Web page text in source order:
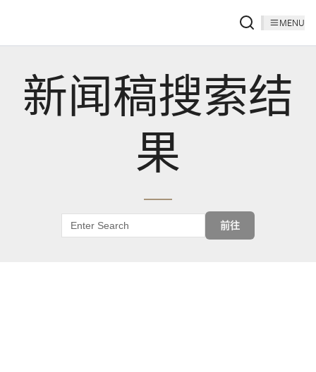
MENU
新闻稿搜索结
果
前往